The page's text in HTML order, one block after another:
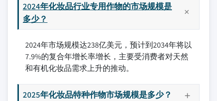
2024年化妆品行业专用作物的市场规模是
多少？
2024年市场规模达238亿美元，预计到2034年将以
7.9%的复合年增长率增长，主要受消费者对天然
和有机化妆品需求上升的推动。
2025年化妆品特种作物市场规模是多少？